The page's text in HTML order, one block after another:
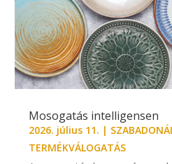
Mosogatás intelligensen
2026. július 11. |
TERMÉKVÁLOGATÁS